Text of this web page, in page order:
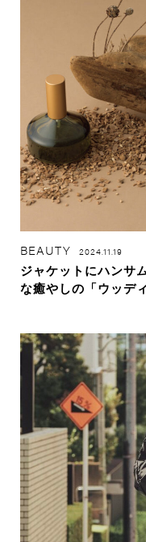
BEAUTY 2024.11.19
ジャケットにハンサ
な癒やしの「ウッデ